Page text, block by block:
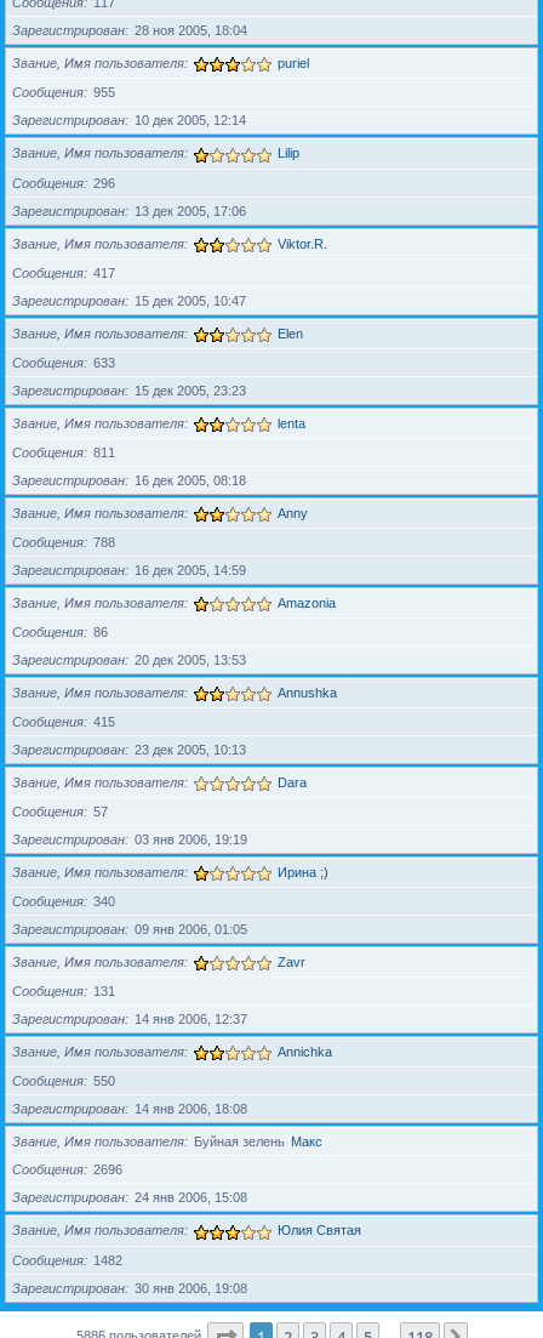
Зарегистрирован
28 ноя 2005, 18:04
Звание, Имя пользователя puriel
Сообщения
955
Зарегистрирован
10 дек 2005, 12:14
Звание, Имя пользователя Lilip
Сообщения
296
Зарегистрирован
13 дек 2005, 17:06
Звание, Имя пользователя Viktor.R.
Сообщения
417
Зарегистрирован
15 дек 2005, 10:47
Звание, Имя пользователя Elen
Сообщения
633
Зарегистрирован
15 дек 2005, 23:23
Звание, Имя пользователя lenta
Сообщения
811
Зарегистрирован
16 дек 2005, 08:18
Звание, Имя пользователя Anny
Сообщения
788
Зарегистрирован
16 дек 2005, 14:59
Звание, Имя пользователя Amazonia
Сообщения
86
Зарегистрирован
20 дек 2005, 13:53
Звание, Имя пользователя Annushka
Сообщения
415
Зарегистрирован
23 дек 2005, 10:13
Звание, Имя пользователя Dara
Сообщения
57
Зарегистрирован
03 янв 2006, 19:19
Звание, Имя пользователя Ирина ;)
Сообщения
340
Зарегистрирован
09 янв 2006, 01:05
Звание, Имя пользователя Zavr
Сообщения
131
Зарегистрирован
14 янв 2006, 12:37
Звание, Имя пользователя Annichka
Сообщения
550
Зарегистрирован
14 янв 2006, 18:08
Звание, Имя пользователя Буйная зелень Макс
Сообщения
2696
Зарегистрирован
24 янв 2006, 15:08
Звание, Имя пользователя Юлия Святая
Сообщения
1482
Зарегистрирован
30 янв 2006, 19:08
5886 пользователей